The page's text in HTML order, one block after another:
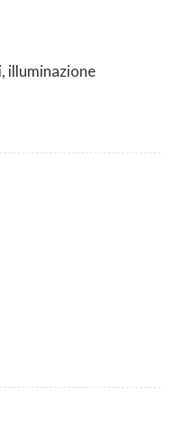
illuminazione